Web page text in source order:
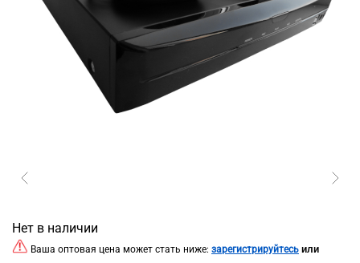
Нет в наличии
Ваша оптовая цена может стать ниже: зарегистрируйтесь или